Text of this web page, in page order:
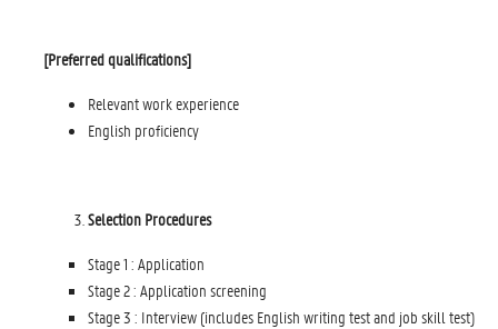
[Preferred qualifications]
Relevant work experience
English proficiency
Selection Procedures
Stage 1 : Application
Stage 2 : Application screening
Stage 3 : Interview (includes English writing test and job skill test)